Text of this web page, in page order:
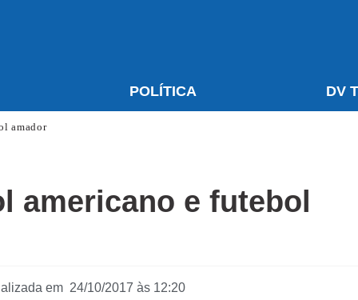
POLÍTICA DV
amador
americano e futebol
em 24/10/2017 às 12:20